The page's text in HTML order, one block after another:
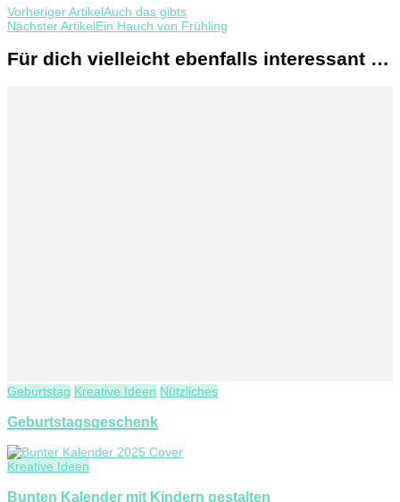
Beitragsnavigation
Vorheriger ArtikelAuch das gibts
Nächster ArtikelEin Hauch von Frühling
Für dich vielleicht ebenfalls interessant …
Geburtstag Kreative Ideen Nützliches
Geburtstagsgeschenk
Kreative Ideen
Bunten Kalender mit Kindern gestalten